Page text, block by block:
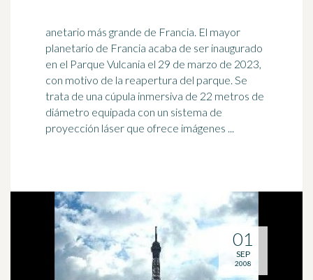
anetario más grande de Francia. El mayor
planetario de Francia acaba de ser inaugurado
en el Parque Vulcania el 29 de marzo de 2023,
con motivo de la reapertura del parque. Se
trata de una cúpula inmersiva de 22 metros de
diámetro equipada con un sistema de
proyección láser que ofrece imágenes ...
01
SEP
2008